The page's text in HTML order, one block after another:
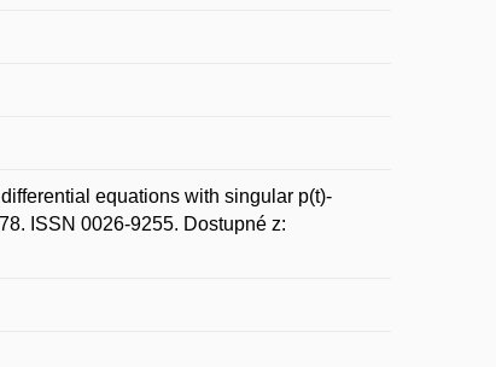
equations with singular p(t)-
ISSN 0026-9255. Dostupné z: